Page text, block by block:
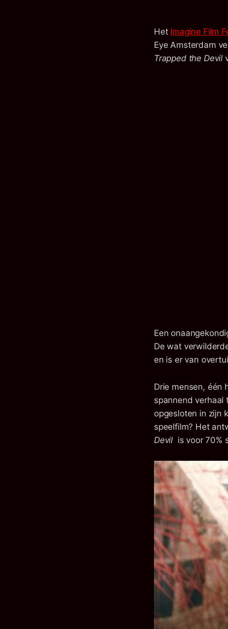
Het Imagine Film
Eye Amsterdam
Trapped the Devil
Een
De wat
en is er van
Drie mensen, één
spannend verhaal
opgesloten in zijn
speelfilm? Het
Devil is voor 70%